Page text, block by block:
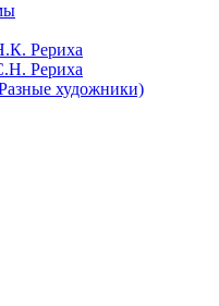
Рериха
Рериха
художники)